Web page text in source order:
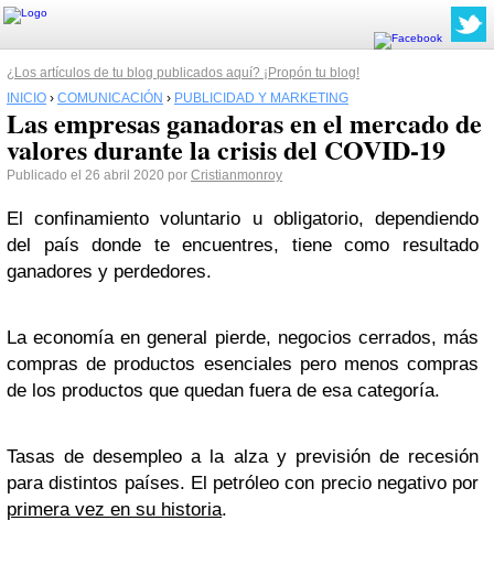
¿Los artículos de tu blog publicados aquí? ¡Propón tu blog!
INICIO › COMUNICACIÓN › PUBLICIDAD Y MARKETING
Las empresas ganadoras en el mercado de
valores durante la crisis del COVID-19
Publicado el 26 abril 2020 por Cristianmonroy
El confinamiento voluntario u obligatorio, dependiendo
del país donde te encuentres, tiene como resultado
ganadores y perdedores.
La economía en general pierde, negocios cerrados, más
compras de productos esenciales pero menos compras
de los productos que quedan fuera de esa categoría.
Tasas de desempleo a la alza y previsión de recesión
para distintos países. El petróleo con precio negativo por
primera vez en su historia.